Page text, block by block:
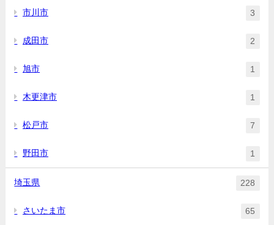
市川市 3
成田市 2
旭市 1
木更津市 1
松戸市 7
野田市 1
埼玉県 228
さいたま市 65